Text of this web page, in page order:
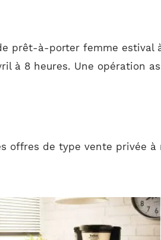
prêt-à-porter femme
à 8 heures. Une opération
offres de type vente privée à